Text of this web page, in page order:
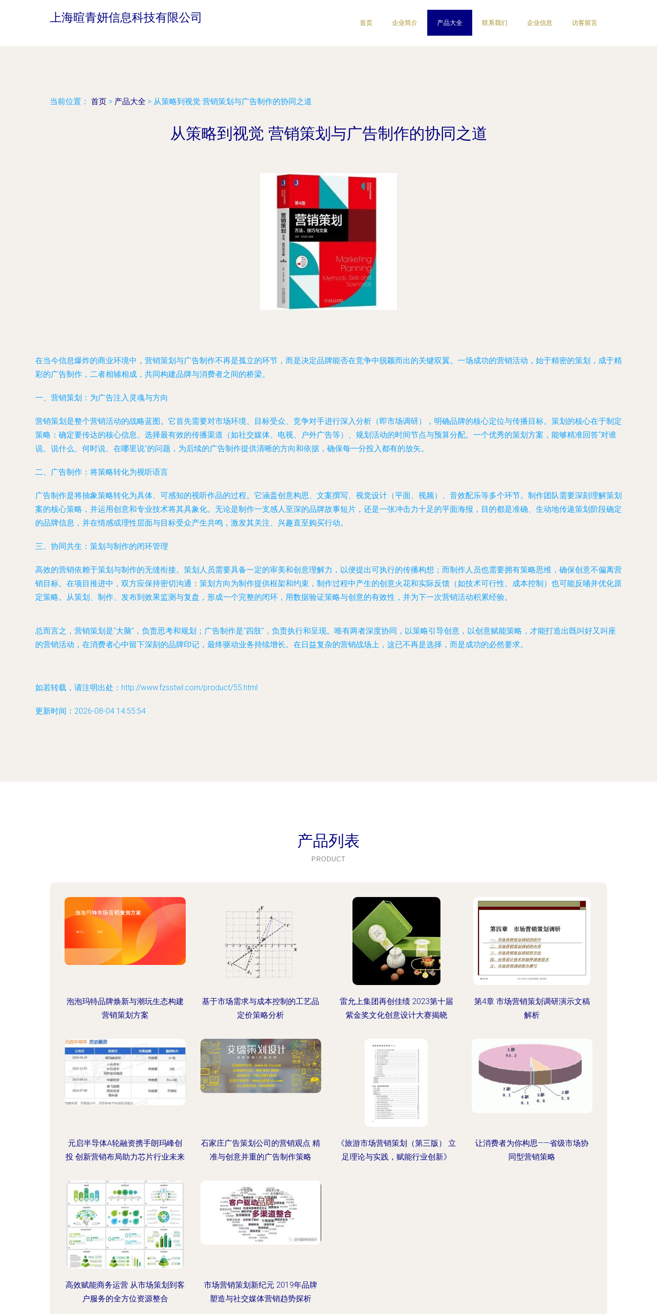
上海暄青妍信息科技有限公司 首页 企业简介 产品大全 联系我们 企业信息 访客留言
当前位置： 首页 > 产品大全 > 从策略到视觉 营销策划与广告制作的协同之道
从策略到视觉 营销策划与广告制作的协同之道
在当今信息爆炸的商业环境中，营销策划与广告制作不再是孤立的环节，而是决定品牌能否在竞争中脱颖而出的关键双翼。一场成功的营销活动，始于精密的策划，成于精
彩的广告制作，二者相辅相成，共同构建品牌与消费者之间的桥梁。
一、营销策划：为广告注入灵魂与方向
营销策划是整个营销活动的战略蓝图。它首先需要对市场环境、目标受众、竞争对手进行深入分析（即市场调研），明确品牌的核心定位与传播目标。策划的核心在于制定
策略：确定要传达的核心信息、选择最有效的传播渠道（如社交媒体、电视、户外广告等）、规划活动的时间节点与预算分配。一个优秀的策划方案，能够精准回答“对谁
说、说什么、何时说、在哪里说”的问题，为后续的广告制作提供清晰的方向和依据，确保每一分投入都有的放矢。
二、广告制作：将策略转化为视听语言
广告制作是将抽象策略转化为具体、可感知的视听作品的过程。它涵盖创意构思、文案撰写、视觉设计（平面、视频）、音效配乐等多个环节。制作团队需要深刻理解策划
案的核心策略，并运用创意和专业技术将其具象化。无论是制作一支感人至深的品牌故事短片，还是一张冲击力十足的平面海报，目的都是准确、生动地传递策划阶段确定
的品牌信息，并在情感或理性层面与目标受众产生共鸣，激发其关注、兴趣直至购买行动。
三、协同共生：策划与制作的闭环管理
高效的营销依赖于策划与制作的无缝衔接。策划人员需要具备一定的审美和创意理解力，以便提出可执行的传播构想；而制作人员也需要拥有策略思维，确保创意不偏离营
销目标。在项目推进中，双方应保持密切沟通：策划方向为制作提供框架和约束，制作过程中产生的创意火花和实际反馈（如技术可行性、成本控制）也可能反哺并优化原
定策略。从策划、制作、发布到效果监测与复盘，形成一个完整的闭环，用数据验证策略与创意的有效性，并为下一次营销活动积累经验。
总而言之，营销策划是“大脑”，负责思考和规划；广告制作是“四肢”，负责执行和呈现。唯有两者深度协同，以策略引导创意，以创意赋能策略，才能打造出既叫好又叫座
的营销活动，在消费者心中留下深刻的品牌印记，最终驱动业务持续增长。在日益复杂的营销战场上，这已不再是选择，而是成功的必然要求。
如若转载，请注明出处：http://www.fzsstwl.com/product/55.html
更新时间：2026-08-04 14:55:54
产品列表
PRODUCT
泡泡玛特品牌焕新与潮玩生态构建
营销策划方案
基于市场需求与成本控制的工艺品
定价策略分析
雷允上集团再创佳绩 2023第十届
紫金奖文化创意设计大赛揭晓
第4章 市场营销策划调研演示文稿
解析
元启半导体A轮融资携手朗玛峰创
投 创新营销布局助力芯片行业未来
石家庄广告策划公司的营销观点 精
准与创意并重的广告制作策略
《旅游市场营销策划（第三版） 立
足理论与实践，赋能行业创新》
让消费者为你构思——省级市场协
同型营销策略
高效赋能商务运营 从市场策划到客
户服务的全方位资源整合
市场营销策划新纪元 2019年品牌
塑造与社交媒体营销趋势探析